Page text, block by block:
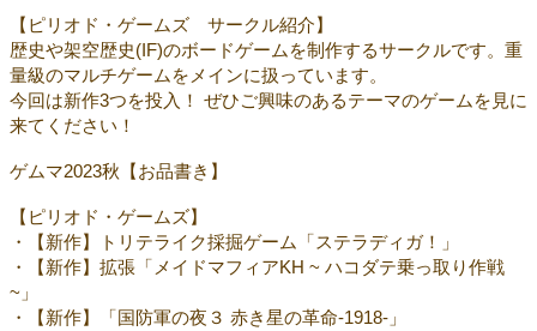
【ピリオド・ゲームズ サークル紹介】
歴史や架空歴史(IF)のボードゲームを制作するサークルです。重
量級のマルチゲームをメインに扱っています。
今回は新作3つを投入！ ぜひご興味のあるテーマのゲームを見に
来てください！
ゲムマ2023秋【お品書き】
【ピリオド・ゲームズ】
・【新作】トリテライク採掘ゲーム「ステラディガ！」
・【新作】拡張「メイドマフィアKH ~ ハコダテ乗っ取り作戦
~」
・【新作】「国防軍の夜３ 赤き星の革命-1918-」